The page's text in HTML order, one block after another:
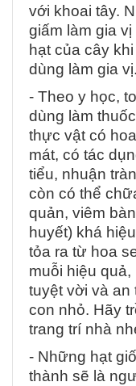
với khoai tây.
giấm làm gia
hạt của cây
dùng làm gia vị.
- Theo y học,
dùng làm
thực vật có
mát, có tác
tiểu, nhuận
còn có thể
quản, viêm
huyết) khá
tỏa ra từ hoa
muỗi hiệu
tuyệt vời và an
con nhỏ. Hãy
trang trí nhà
- Những hạt
thành sẽ là